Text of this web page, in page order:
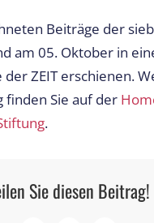
Beiträge der
am 05. Oktober in
der ZEIT erschienen.
finden Sie auf der
.
Sie diesen Beitrag!